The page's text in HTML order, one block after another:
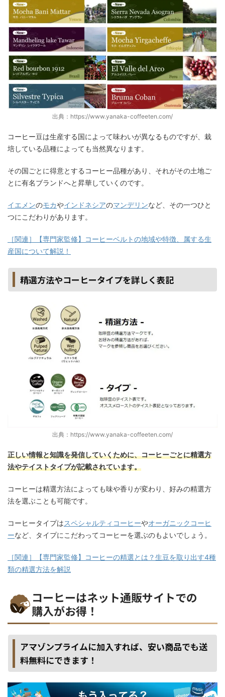
出典：https://www.yanaka-coffeeten.com/
コーヒー豆は生産する国によって味わいが異なるものですが、栽
培している品種によっても当然異なります。
その国ごとに得意とするコーヒー品種があり、それがその土地ご
とに有名ブランドへと昇華していくのです。
イエメンのモカやインドネシアのマンデリンなど、その一つひと
つにこだわりがあります。
［関連］【専門家監修】コーヒーベルトの地域や特徴、属する生
産国について解説！
精選方法やコーヒータイプを詳しく表記
出典：https://www.yanaka-coffeeten.com/
正しい情報と知識を発信していくために、コーヒーごとに精選方
法やテイストタイプが記載されています。
コーヒーは精選方法によっても味や香りが変わり、好みの精選方
法を選ぶことも可能です。
コーヒータイプはスペシャルティコーヒーやオーガニックコーヒ
ーなど、タイプにこだわってコーヒーを選ぶのもよいでしょう。
［関連］【専門家監修】コーヒーの精選とは？生豆を取り出す4種
類の精選方法を解説
コーヒーはネット通販サイトでの
購入がお得！
アマゾンプライムに加入すれば、安い商品でも送
料無料にできます！